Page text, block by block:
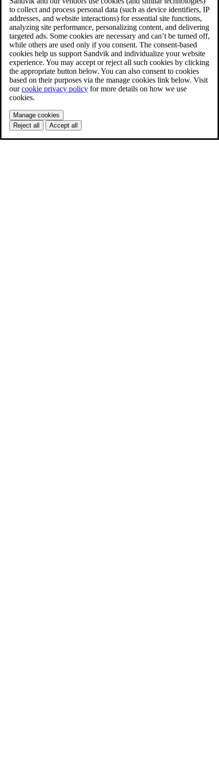
to collect and process personal data (such as device identifiers, IP
addresses, and website interactions) for essential site functions,
analyzing site performance, personalizing content, and delivering
targeted ads. Some cookies are necessary and can’t be turned off,
while others are used only if you consent. The consent-based
cookies help us support Sandvik and individualize your website
experience. You may accept or reject all such cookies by clicking
the appropriate button below. You can also consent to cookies
based on their purposes via the manage cookies link below. Visit
ourcookie privacy policy for more details on how we use
cookies.
Manage cookies
Reject all
Accept all